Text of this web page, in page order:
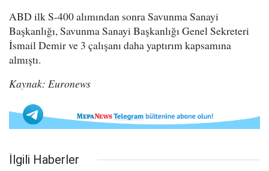
ABD ilk S-400 alımından sonra Savunma Sanayi
Başkanlığı, Savunma Sanayi Başkanlığı Genel Sekreteri
İsmail Demir ve 3 çalışanı daha yaptırım kapsamına
almıştı.
Kaynak: Euronews
İlgili Haberler